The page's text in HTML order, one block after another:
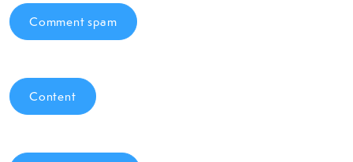
Comment spam
Content